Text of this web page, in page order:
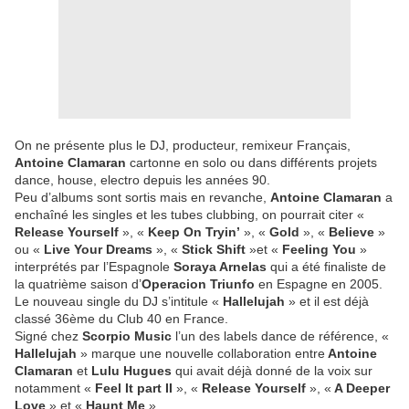
On ne présente plus le DJ, producteur, remixeur Français,
Antoine Clamaran cartonne en solo ou dans différents projets
dance, house, electro depuis les années 90.
Peu d’albums sont sortis mais en revanche, Antoine Clamaran a
enchaîné les singles et les tubes clubbing, on pourrait citer «
Release Yourself », « Keep On Tryin’ », « Gold », « Believe »
ou « Live Your Dreams », « Stick Shift »et « Feeling You »
interprétés par l’Espagnole Soraya Arnelas qui a été finaliste de
la quatrième saison d’Operacion Triunfo en Espagne en 2005.
Le nouveau single du DJ s’intitule « Hallelujah » et il est déjà
classé 36ème du Club 40 en France.
Signé chez Scorpio Music l’un des labels dance de référence, «
Hallelujah » marque une nouvelle collaboration entreAntoine
Clamaran et Lulu Hugues qui avait déjà donné de la voix sur
notamment « Feel It part II », « Release Yourself », « A Deeper
Love » et « Haunt Me ».